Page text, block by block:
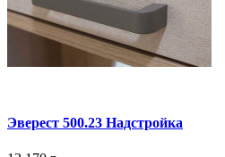
Эверест 500.23 Надстройка